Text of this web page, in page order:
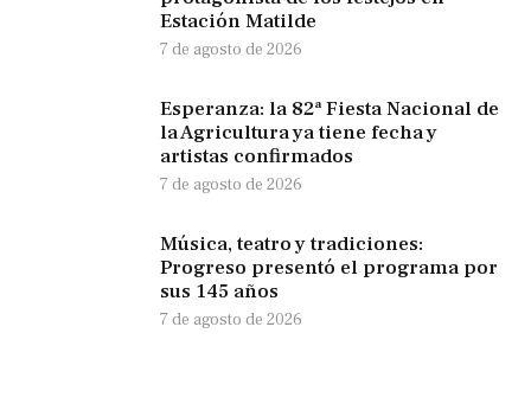
Estación Matilde
7 de agosto de 2026
Esperanza: la 82ª Fiesta Nacional de
la Agricultura ya tiene fecha y
artistas confirmados
7 de agosto de 2026
Música, teatro y tradiciones:
Progreso presentó el programa por
sus 145 años
7 de agosto de 2026